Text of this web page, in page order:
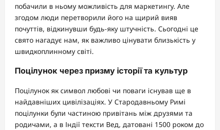
побачили в ньому можливість для маркетингу. Але
згодом люди перетворили його на щирий вияв
почуттів, відкинувши будь-яку штучність. Сьогодні це
свято нагадує нам, як важливо цінувати близькість у
швидкоплинному світі.
Поцілунок через призму історії та культур
Поцілунок як символ любові чи поваги існував ще в
найдавніших цивілізаціях. У Стародавньому Римі
поцілунки були частиною привітань між друзями та
родичами, а в Індії тексти Вед, датовані 1500 роком до